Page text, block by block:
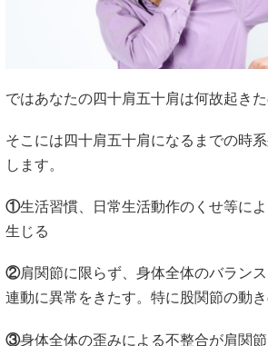
ではあなたの四十肩五十肩は何故起き
そこには四十肩五十肩になるまでの時
します。
①生活習慣、日常生活動作のくせ等に
生じる
②肩関節に限らず、身体全体のバラン
連動に異常をきたす。特に股関節の動き
③身体全体の歪みによる不整合が肩関